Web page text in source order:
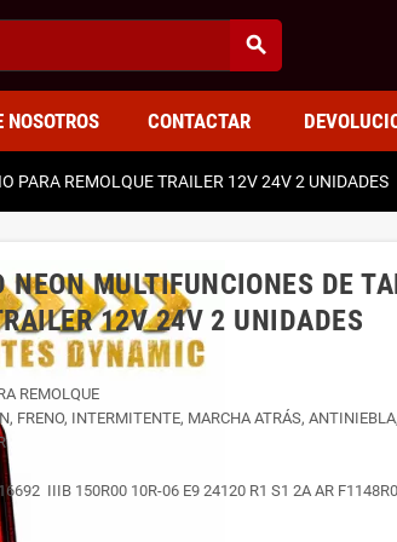
search
NOSOTROS CONTACTAR
PARA REMOLQUE TRAILER 12V 24V 2 UNIDADES
NEON MULTIFUNCIONES DE
12V 24V 2 UNIDADES
REMOLQUE
FRENO, INTERMITENTE, MARCHA ATRÁS,
IIIB 150R00 10R-06 E9 24120 R1 S1 2A AR